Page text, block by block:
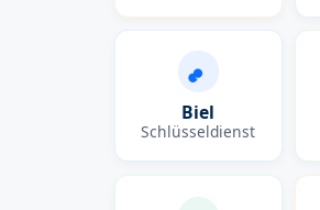
Biel
Schlüsseldienst